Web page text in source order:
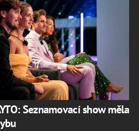
Seznamovací show měla